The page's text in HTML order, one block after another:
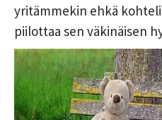
yritämmekin ehkä
piilottaa sen väkinäisen